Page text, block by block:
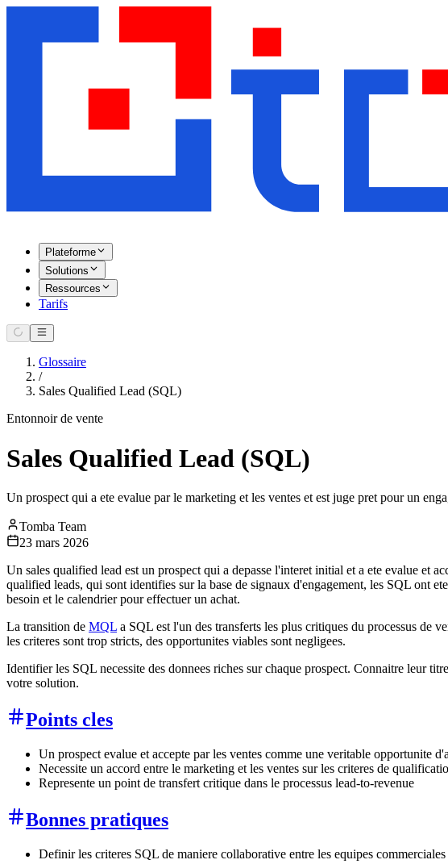
Plateforme
Solutions
Ressources
Tarifs
Glossaire
/
Sales Qualified Lead (SQL)
Entonnoir de vente
Sales Qualified Lead (SQL)
Un prospect qui a ete evalue par le marketing et les ventes et est juge pret pour un
Tomba Team
23 mars 2026
Un sales qualified lead est un prospect qui a depasse l'interet initial et a ete evalue et
qualified leads, qui sont identifies sur la base de signaux d'engagement, les SQL ont
besoin et le calendrier pour effectuer un achat.
La transition de MQL a SQL est l'un des transferts les plus critiques du processus de
les criteres sont trop stricts, des opportunites viables sont negligees.
Identifier les SQL necessite des donnees riches sur chaque prospect. Connaitre leur
votre solution.
Points cles
Un prospect evalue et accepte par les ventes comme une veritable opportunite
Necessite un accord entre le marketing et les ventes sur les criteres de
Represente un point de transfert critique dans le processus lead-to-revenue
Bonnes pratiques
Definir les criteres SQL de maniere collaborative entre les equipes